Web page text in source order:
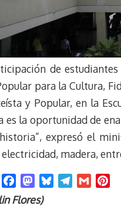
de
para la Cultura,
y Popular, en la
es la oportunidad de
expresó el
madera,
W
a
M
a
Flores)